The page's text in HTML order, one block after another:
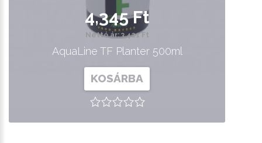
4,345 Ft
Nettó ár: 3,421 Ft
AquaLine TF Planter 500ml
KOSÁRBA